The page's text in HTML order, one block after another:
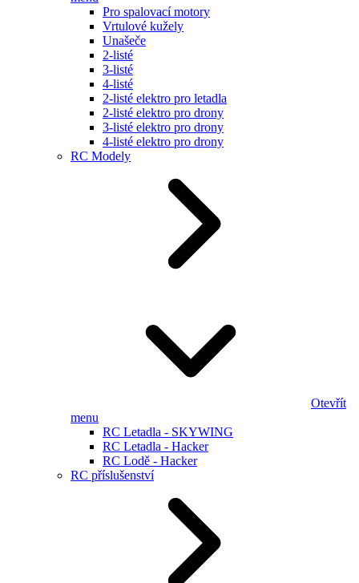
Pro spalovací motory
Vrtulové kužely
Unašeče
2-listé
3-listé
4-listé
2-listé elektro pro letadla
2-listé elektro pro drony
3-listé elektro pro drony
4-listé elektro pro drony
RC Modely
Otevřít
menu
RC Letadla - SKYWING
RC Letadla - Hacker
RC Lodě - Hacker
RC příslušenství